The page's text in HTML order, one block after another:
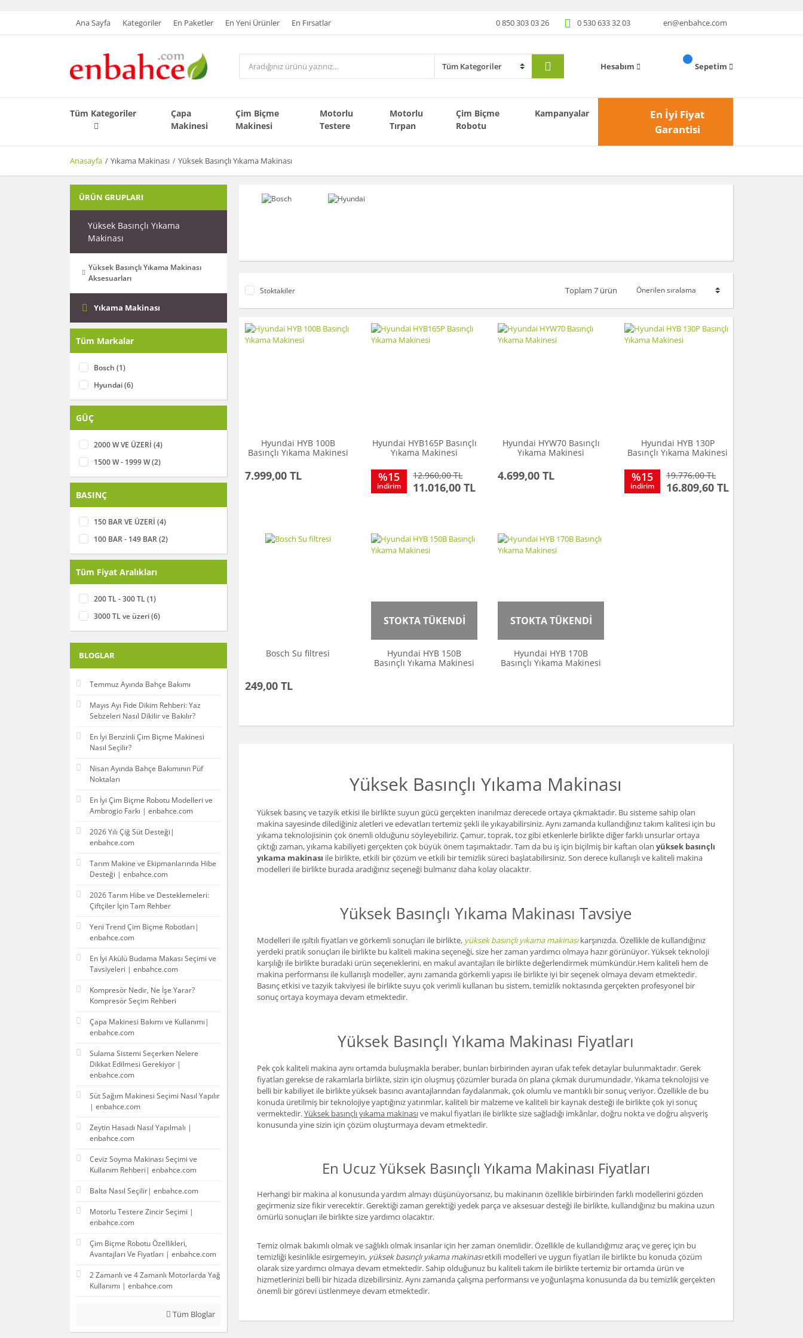
Ana Sayfa Kategoriler En Paketler En Yeni Ürünler En Fırsatlar 0 850 303 03 26 0 530 633 32 03 en@enbahce.com
Hesabım Sepetim
Tüm Kategoriler
Çapa
Makinesi
Çim Biçme
Makinesi
Motorlu
Testere
Motorlu
Tırpan
Çim Biçme
Robotu
Kampanyalar
En İyi Fiyat
Garantisi
Anasayfa Yıkama Makinası Yüksek Basınçlı Yıkama Makinası
ÜRÜN GRUPLARI
Yüksek Basınçlı Yıkama
Makinası
Yüksek Basınçlı Yıkama Makinası
Aksesuarları
Yıkama Makinası
Tüm Markalar
Bosch (1)
Hyundai (6)
GÜÇ
2000 W VE ÜZERİ (4)
1500 W - 1999 W (2)
BASINÇ
150 BAR VE ÜZERİ (4)
100 BAR - 149 BAR (2)
Tüm Fiyat Aralıkları
200 TL - 300 TL (1)
3000 TL ve üzeri (6)
BLOGLAR
Temmuz Ayında Bahçe Bakımı
Mayıs Ayı Fide Dikim Rehberi: Yaz
Sebzeleri Nasıl Dikilir ve Bakılır?
En İyi Benzinli Çim Biçme Makinesi
Nasıl Seçilir?
Nisan Ayında Bahçe Bakımının Püf
Noktaları
En İyi Çim Biçme Robotu Modelleri ve
Ambrogio Farkı | enbahce.com
2026 Yılı Çiğ Süt Desteği|
enbahce.com
Tarım Makine ve Ekipmanlarında Hibe
Desteği | enbahce.com
2026 Tarım Hibe ve Desteklemeleri:
Çiftçiler İçin Tam Rehber
Yeni Trend Çim Biçme Robotları|
enbahce.com
En İyi Akülü Budama Makası Seçimi ve
Tavsiyeleri | enbahce.com
Kompresör Nedir, Ne İşe Yarar?
Kompresör Seçim Rehberi
Çapa Makinesi Bakımı ve Kullanımı|
enbahce.com
Sulama Sistemi Seçerken Nelere
Dikkat Edilmesi Gerekiyor |
enbahce.com
Süt Sağım Makinesi Seçimi Nasıl Yapılır
| enbahce.com
Zeytin Hasadı Nasıl Yapılmalı |
enbahce.com
Ceviz Soyma Makinası Seçimi ve
Kullanım Rehberi| enbahce.com
Balta Nasıl Seçilir| enbahce.com
Motorlu Testere Zincir Seçimi |
enbahce.com
Çim Biçme Robotu Özellikleri,
Avantajları Ve Fiyatları | enbahce.com
2 Zamanlı ve 4 Zamanlı Motorlarda Yağ
Kullanımı | enbahce.com
Tüm Bloglar
Stoktakiler Toplam 7 ürün
Hyundai HYB 100B
Basınçlı Yıkama Makinesi
7.999,00 TL
Hyundai HYB165P Basınçlı
Yıkama Makinesi
%15
indirim
12.960,00 TL
11.016,00 TL
Hyundai HYW70 Basınçlı
Yıkama Makinesi
4.699,00 TL
Hyundai HYB 130P
Basınçlı Yıkama Makinesi
%15
indirim
19.776,00 TL
16.809,60 TL
Bosch Su filtresi
249,00 TL
STOKTA TÜKENDİ
Hyundai HYB 150B
Basınçlı Yıkama Makinesi
STOKTA TÜKENDİ
Hyundai HYB 170B
Basınçlı Yıkama Makinesi
Yüksek Basınçlı Yıkama Makinası
Yüksek basınç ve tazyik etkisi ile birlikte suyun gücü gerçekten inanılmaz derecede ortaya çıkmaktadır. Bu sisteme sahip olan
makina sayesinde dilediğiniz aletleri ve edevatları tertemiz şekli ile yıkayabilirsiniz. Aynı zamanda kullandığınız takım kalitesi için bu
yıkama teknolojisinin çok önemli olduğunu söyleyebiliriz. Çamur, toprak, toz gibi etkenlerle birlikte diğer farklı unsurlar ortaya
çıktığı zaman, yıkama kabiliyeti gerçekten çok büyük önem taşımaktadır. Tam da bu iş için biçilmiş bir kaftan olan yüksek basınçlı
yıkama makinası ile birlikte, etkili bir çözüm ve etkili bir temizlik süreci başlatabilirsiniz. Son derece kullanışlı ve kaliteli makina
modelleri ile birlikte burada aradığınız seçeneği bulmanız daha kolay olacaktır.
Yüksek Basınçlı Yıkama Makinası Tavsiye
Modelleri ile ışıltılı fiyatları ve görkemli sonuçları ile birlikte, yüksek basınçlı yıkama makinasıkarşınızda. Özellikle de kullandığınız
yerdeki pratik sonuçları ile birlikte bu kaliteli makina seçeneği, size her zaman yardımcı olmaya hazır görünüyor. Yüksek teknoloji
karşılığı ile birlikte buradaki ürün seçeneklerini, en makul avantajları ile birlikte değerlendirmek mümkündür.Hem kaliteli hem de
makina performansı ile kullanışlı modeller, aynı zamanda görkemli yapısı ile birlikte iyi bir seçenek olmaya devam etmektedir.
Basınç etkisi ve tazyik takviyesi ile birlikte suyu çok verimli kullanan bu sistem, temizlik noktasında gerçekten profesyonel bir
sonuç ortaya koymaya devam etmektedir.
Yüksek Basınçlı Yıkama Makinası Fiyatları
Pek çok kaliteli makina aynı ortamda buluşmakla beraber, bunları birbirinden ayıran ufak tefek detaylar bulunmaktadır. Gerek
fiyatları gerekse de rakamlarla birlikte, sizin için oluşmuş çözümler burada ön plana çıkmak durumundadır. Yıkama teknolojisi ve
belli bir kabiliyet ile birlikte yüksek basıncı avantajlarından faydalanmak, çok olumlu ve mantıklı bir sonuç veriyor. Özellikle de bu
konuda üretilmiş bir teknolojiye yaptığınız yatırımlar, kaliteli bir malzeme ve kaliteli bir kaynak desteği ile birlikte çok iyi sonuç
vermektedir.Yüksek basınçlı yıkama makinasıve makul fiyatları ile birlikte size sağladığı imkânlar, doğru nokta ve doğru alışveriş
konusunda yine sizin için çözüm oluşturmaya devam etmektedir.
En Ucuz Yüksek Basınçlı Yıkama Makinası Fiyatları
Herhangi bir makina al konusunda yardım almayı düşünüyorsanız, bu makinanın özellikle birbirinden farklı modellerini gözden
geçirmeniz size fikir verecektir. Gerektiği zaman gerektiği yedek parça ve aksesuar desteği ile birlikte, kullandığınız bu makina uzun
ömürlü sonuçları ile birlikte size yardımcı olacaktır.
Temiz olmak bakımlı olmak ve sağlıklı olmak insanlar için her zaman önemlidir. Özellikle de kullandığımız araç ve gereç için bu
temizliği kesinlikle esirgemeyin, yüksek basınçlı yıkama makinasıetkili modelleri ve uygun fiyatları ile birlikte bu konuda çözüm
olarak size yardımcı olmaya devam etmektedir. Sahip olduğunuz bu kaliteli takım ile birlikte tertemiz bir ortamda ürün ve
hizmetlerinizi belli bir hizada dizebilirsiniz. Aynı zamanda çalışma performansı ve yoğunlaşma konusunda da bu temizlik gerçekten
önemli bir görevi üstlenmeye devam etmektedir.